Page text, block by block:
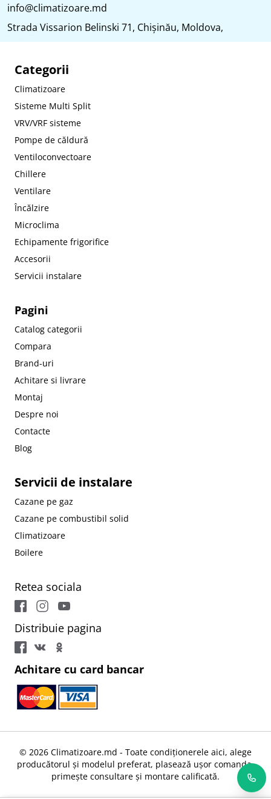
info@climatizoare.md
Strada Vissarion Belinski 71, Chişinău, Moldova,
Categorii
Climatizoare
Sisteme Multi Split
VRV/VRF sisteme
Pompe de căldură
Ventiloconvectoare
Chillere
Ventilare
Încălzire
Microclima
Echipamente frigorifice
Accesorii
Servicii instalare
Pagini
Catalog categorii
Compara
Brand-uri
Achitare si livrare
Montaj
Despre noi
Contacte
Blog
Servicii de instalare
Cazane pe gaz
Cazane pe combustibil solid
Climatizoare
Boilere
Retea sociala
Distribuie pagina
Achitare cu card bancar
© 2026 Climatizoare.md - Toate condiționerele aici, alege
producătorul și modelul preferat, plasează ușor comanda,
primește consultare și montare calificată.